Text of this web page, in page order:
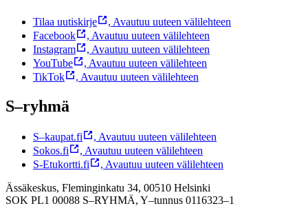
Tilaa uutiskirje , Avautuu uuteen välilehteen
Facebook
, Avautuu uuteen välilehteen
Instagram
, Avautuu uuteen välilehteen
YouTube
, Avautuu uuteen välilehteen
TikTok
, Avautuu uuteen välilehteen
S–ryhmä
S–kaupat.fi , Avautuu uuteen välilehteen
Sokos.fi
, Avautuu uuteen välilehteen
S-Etukortti.fi
, Avautuu uuteen välilehteen
Ässäkeskus, Fleminginkatu 34, 00510 Helsinki
SOK PL1 00088 S–RYHMÄ, Y–tunnus 0116323–1